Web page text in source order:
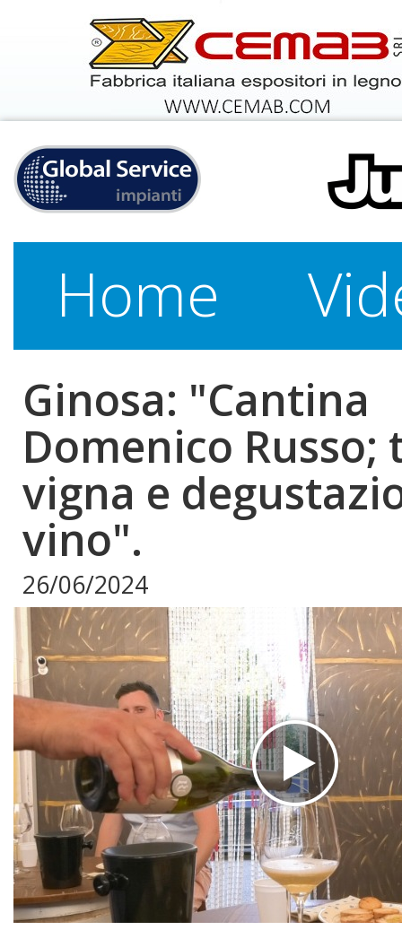
Home
Ginosa: "Cantina
Domenico
vigna e
vino".
26/06/2024